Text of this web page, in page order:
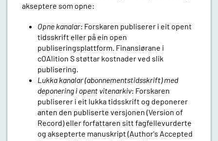
akseptere som opne:
Opne kanalar: Forskaren publiserer i eit opent
tidsskrift eller på ein open
publiseringsplattform. Finansiørane i
cOAlition S støttar kostnader ved slik
publisering.
Lukka kanalar (abonnementstidsskrift) med
deponering i opent vitenarkiv: Forskaren
publiserer i eit lukka tidsskrift og deponerer
anten den publiserte versjonen (Version of
Record) eller forfattaren sitt fagfellevurderte
og aksepterte manuskript (Author's Accepted